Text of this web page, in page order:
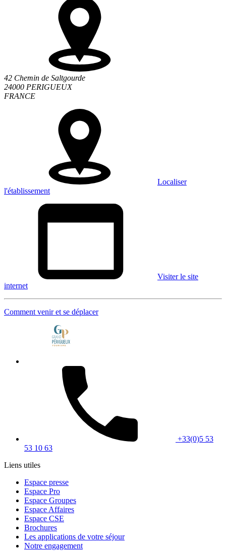
42 Chemin de Saltgourde
24000 PERIGUEUX
FRANCE
Localiser
l'établissement
Visiter le site
internet
Comment venir et se déplacer
+33(0)5 53
53 10 63
Liens utiles
Espace presse
Espace Pro
Espace Groupes
Espace Affaires
Espace CSE
Brochures
Les applications de votre séjour
Notre engagement